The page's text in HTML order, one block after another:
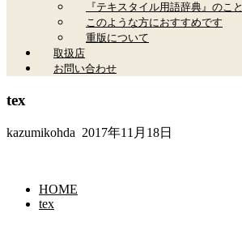
『テキスタイル用語辞典』のこと
このような方におすすめです
重版について
取扱店
お問い合わせ
tex
kazumikohda 2017年11月18日
HOME
tex